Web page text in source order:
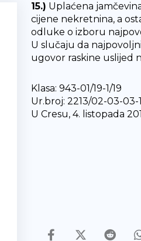
15.) Uplaćena
cijene nekretnina, a
odluke o izboru
U slučaju da
ugovor raskine uslijed
Klasa: 943-01/19-1/19
Ur.broj: 2213/02-03-03-
U Cresu, 4. listopada